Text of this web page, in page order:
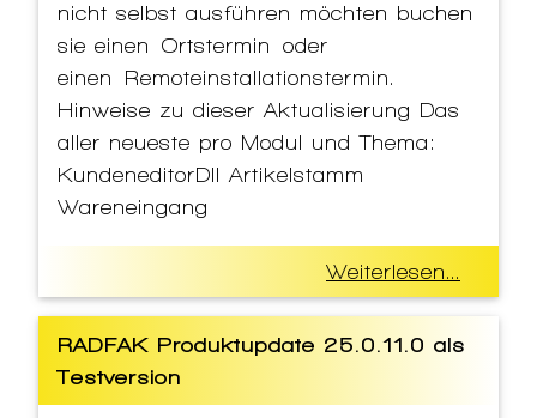
nicht selbst ausführen möchten buchen
sie einen Ortstermin oder
einen Remoteinstallationstermin.
Hinweise zu dieser Aktualisierung Das
aller neueste pro Modul und Thema:
KundeneditorDll Artikelstamm
Wareneingang
Weiterlesen...
RADFAK Produktupdate 25.0.11.0 als
Testversion